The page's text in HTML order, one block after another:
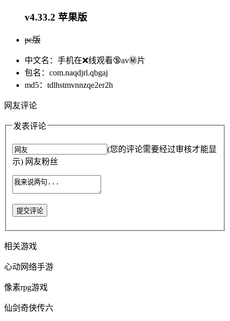
v4.33.2 苹果版
pc版
中文名：手机在❌线观看🔞av㊙️片
包名：com.naqdjrl.qbgaj
md5：tdlhstmvnnzqe2er2h
网友评论
发表评论
(您的评论需要经过审核才能显
示) 网友粉丝
提交评论
相关游戏
心动网络手游
像素rpg游戏
仙剑奇侠传六